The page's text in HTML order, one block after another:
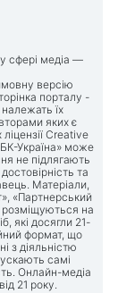
у сфері медіа —
версію
порталу -
їх
яких є
Creative
Україна» може
не підлягають
та
Матеріали,
«Партнерський
розміщуються на
які досягли 21-
формат, що
з діяльністю
самі
Онлайн-медіа
21 року.